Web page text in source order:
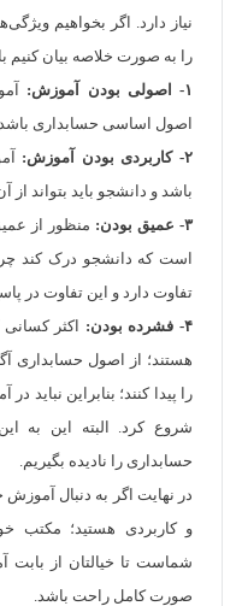
نیاز دارد. اگر بخواهیم
را به صورت خلاصه بیان کنیم
۱- اصولی بودن آموزش:
اصول اساسی حسابداری
۲- کاربردی بودن آموزش:
باشد و دانشجو باید بتواند از
۳- عمیق بودن:
منظور از
است که دانشجو درک کند
تفاوت دارد و این تفاوت در
۴- فشرده بودن:
اکثر
هستند؛ از اصول حسابداری
را پیدا کنند؛ بنابراین نباید
شروع کرد. البته این به
حسابداری را نادیده بگیریم.
در نهایت اگر به دنبال
و کاربردی هستید؛ مکتب
شماست تا خیالتان از
صورت کامل راحت باشد.